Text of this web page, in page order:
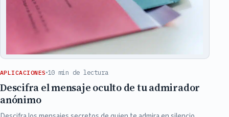
APLICACIONES 10 min de lectura
Descifra el mensaje oculto de tu admirador
anónimo